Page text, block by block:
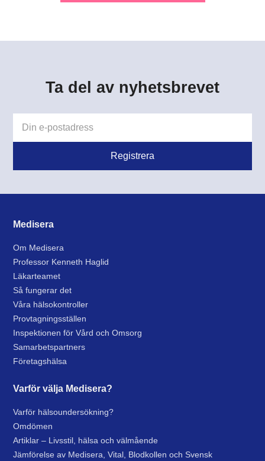
Ta del av nyhetsbrevet
Medisera
Om Medisera
Professor Kenneth Haglid
Läkarteamet
Så fungerar det
Våra hälsokontroller
Provtagningsställen
Inspektionen för Vård och Omsorg
Samarbetspartners
Företagshälsa
Varför välja Medisera?
Varför hälsoundersökning?
Omdömen
Artiklar – Livsstil, hälsa och välmående
Jämförelse av Medisera, Vital, Blodkollen och Svensk